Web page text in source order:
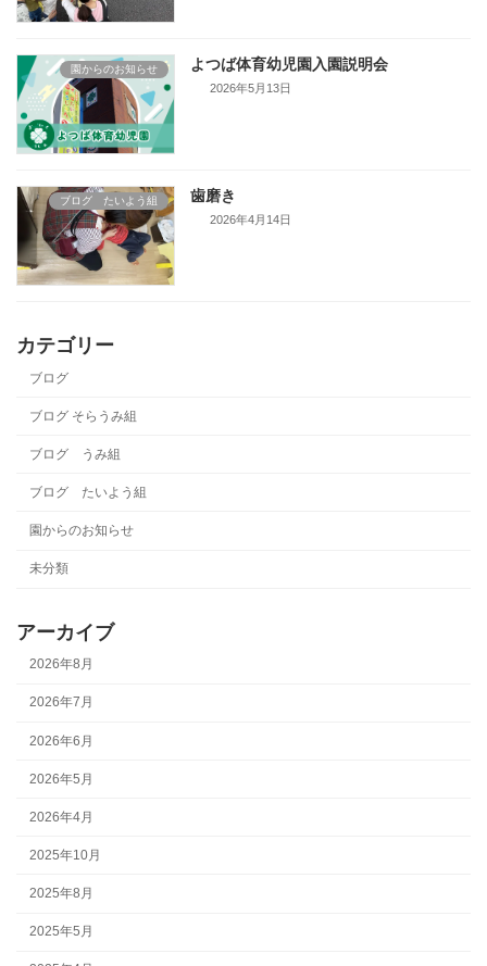
園からのお知らせ よつば体育幼児園入園説明会
2026年5月13日
ブログ たいよう組 歯磨き
2026年4月14日
カテゴリー
ブログ
ブログ そらうみ組
ブログ うみ組
ブログ たいよう組
園からのお知らせ
未分類
アーカイブ
2026年8月
2026年7月
2026年6月
2026年5月
2026年4月
2025年10月
2025年8月
2025年5月